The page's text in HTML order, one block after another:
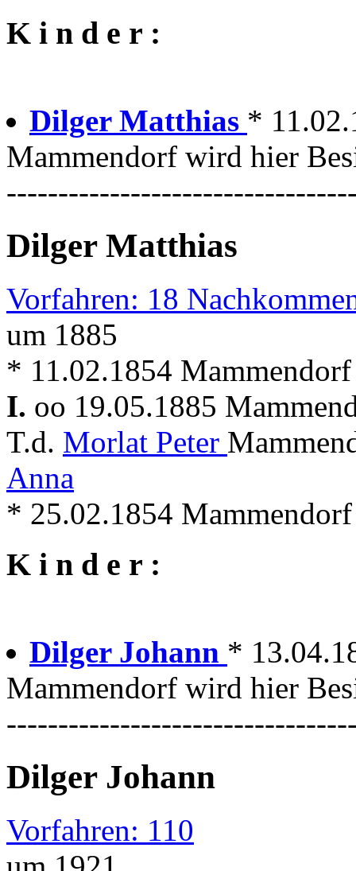
K i n d e r :
Dilger Matthias *
Mammendorf wird hier
Dilger Matthias
Vorfahren: 18
um 1885
* 11.02.1854
I. oo 19.05.1885
T.d. Morlat Peter
Anna
* 25.02.1854
K i n d e r :
Dilger Johann *
Mammendorf wird hier
Dilger Johann
Vorfahren: 110